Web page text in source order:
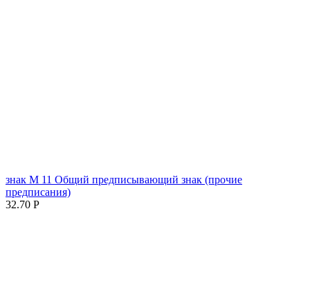
знак М 11 Общий предписывающий знак (прочие
предписания)
32.70 Р